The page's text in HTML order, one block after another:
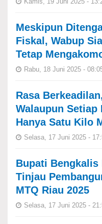
Meskipun
Fiskal, Wabup
Tetap
Rabu, 18 Juni 2025 -
Rasa
Walaupun Setiap
Hanya Satu Kilo
Selasa, 17 Juni 2025 -
Bupati Bengkalis
Tinjau
MTQ Riau 2025
Selasa, 17 Juni 2025 -